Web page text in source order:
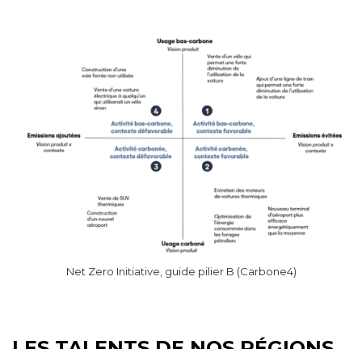
Net Zero Initiative, guide pilier B (Carbone4)